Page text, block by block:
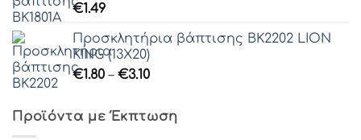
€1.49
Προσκλητήρια βάπτισης ΒΚ2202 LION
KING (13Χ20)
€1.80 – €3.10Price
through
Προϊόντα με Έκπτωση